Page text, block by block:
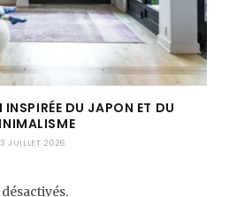
DU JAPON ET DU
JUILLET 2026